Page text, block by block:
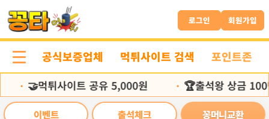
문
로
로그인 회원가입
공식보증업체 먹튀사이트 검색 포인트존
🤝먹튀사이트 공유 5,000원 🏆출석왕 상금 100
이벤트 출석체크 꽁머니교환